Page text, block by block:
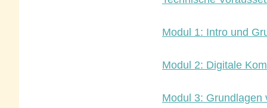
Modul 1: Intro und
Modul 2: Digitale
Modul 3: Grundlagen